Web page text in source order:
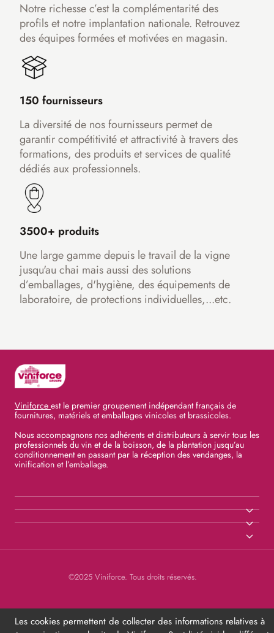
Notre richesse c’est la complémentarité des
profils et notre implantation nationale. Retrouvez
des équipes formées et motivées en magasin.
150 fournisseurs
La diversité de nos fournisseurs permet de
garantir compétitivité et attractivité à travers des
formations, des produits et services de qualité
dédiés aux professionnels.
3500+ produits
Une large gamme depuis le travail de la vigne
jusqu'au chai mais aussi des solutions
d’emballages, d'hygiène, des équipements de
laboratoire, de protections individuelles,...etc.
Viniforce est le premier groupement indépendant français de
fournitures, matériels et emballages vinicoles et brassicoles.
Nous accompagnons nos adhérents et distributeurs à servir tous les
professionnels du vin et de la boisson, de la plantation jusqu’au
conditionnement en passant par la réception des vendanges, la
vinification et l’emballage.
©2025 Viniforce. Tous droits réservés.
Les cookies permettent de collecter des informations relatives à